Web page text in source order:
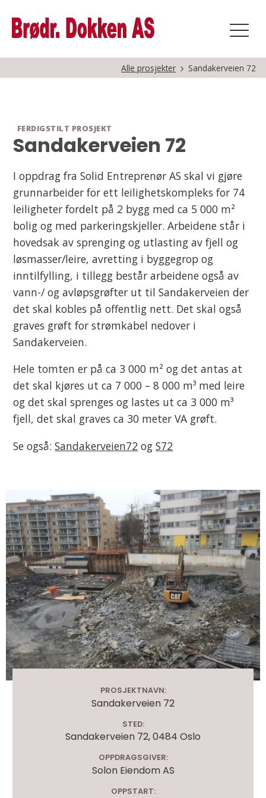
Alle prosjekter Sandakerveien 72
FERDIGSTILT PROSJEKT
Sandakerveien 72
I oppdrag fra Solid Entreprenør AS skal vi gjøre
grunnarbeider for ett leilighetskompleks for 74
leiligheter fordelt på 2 bygg med ca 5 000 m²
bolig og med parkeringskjeller. Arbeidene står i
hovedsak av sprenging og utlasting av fjell og
løsmasser/leire, avretting i byggegrop og
inntilfylling, i tillegg består arbeidene også av
vann-/ og avløpsgrøfter ut til Sandakerveien der
det skal kobles på offentlig nett. Det skal også
graves grøft for strømkabel nedover i
Sandakerveien.
Hele tomten er på ca 3 000 m² og det antas at
det skal kjøres ut ca 7 000 – 8 000 m³ med leire
og det skal sprenges og lastes ut ca 3 000 m³
fjell, det skal graves ca 30 meter VA grøft.
Se også:Sandakerveien72 ogS72
PROSJEKTNAVN:
Sandakerveien 72
STED:
Sandakerveien 72, 0484 Oslo
OPPDRAGSGIVER:
Solon Eiendom AS
OPPSTART: